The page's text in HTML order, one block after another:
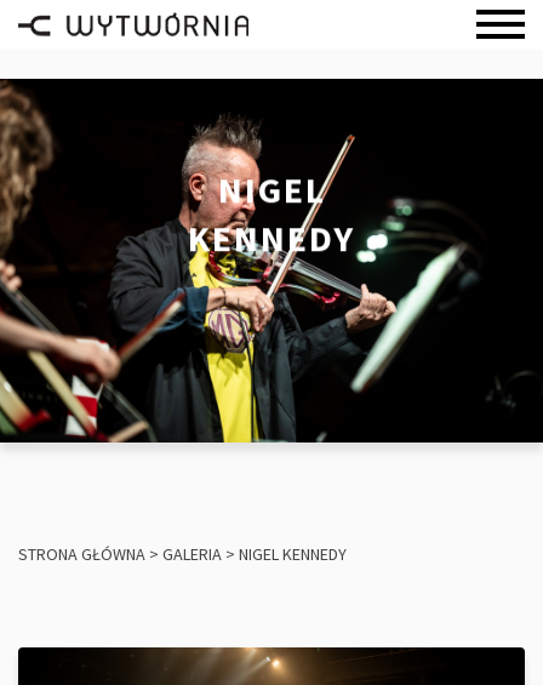
NIGEL
KENNEDY
STRONA GŁÓWNA > GALERIA > NIGEL KENNEDY